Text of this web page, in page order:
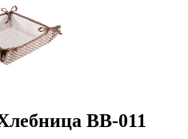
ВВ-011